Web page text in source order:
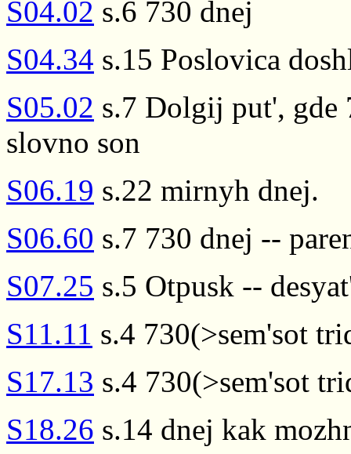
S04.02 s.6 730 dnej
S04.34 s.15 Poslovica
S05.02 s.7 Dolgij put', gde
slovno son
S06.19 s.22 mirnyh dnej.
S06.60 s.7 730 dnej --
S07.25 s.5 Otpusk --
S11.11 s.4 730(>sem'sot
S17.13 s.4 730(>sem'sot
S18.26 s.14 dnej kak